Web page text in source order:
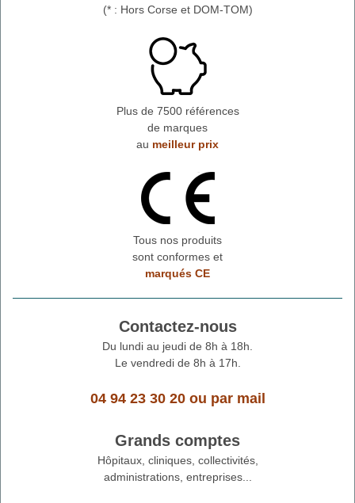
(* : Hors Corse et DOM-TOM)
Plus de 7500 références
de marques
au meilleur prix
Tous nos produits
sont conformes et
marqués CE
Contactez-nous
Du lundi au jeudi de 8h à 18h.
Le vendredi de 8h à 17h.
04 94 23 30 20ou par mail
Grands comptes
Hôpitaux, cliniques, collectivités,
administrations, entreprises...